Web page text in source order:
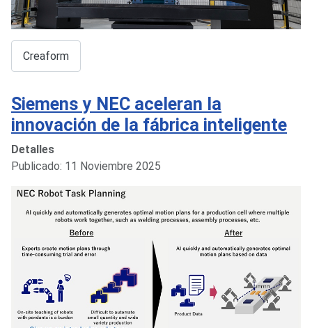
Creaform
Siemens y NEC aceleran la
innovación de la fábrica inteligente
Detalles
Publicado: 11 Noviembre 2025